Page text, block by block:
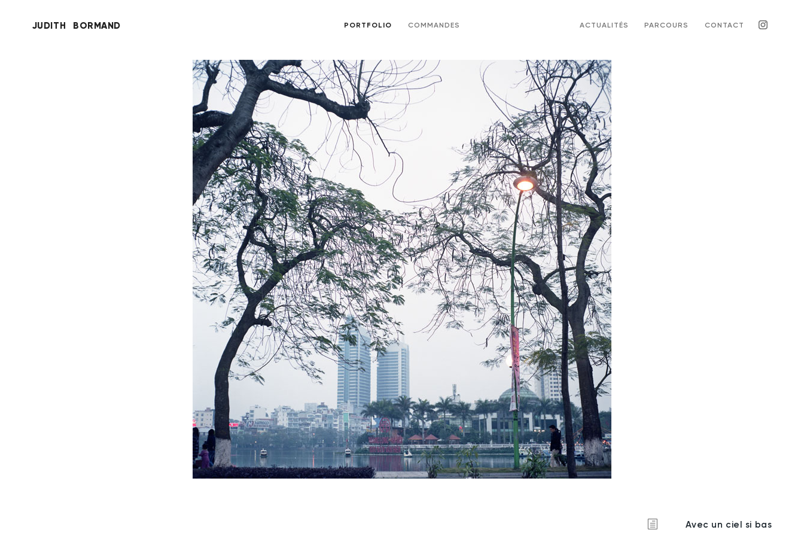
JUDITH BORMAND PORTFOLIO COMMANDES ACTUALITÉS PARCOURS CONTACT
Avec un ciel si bas